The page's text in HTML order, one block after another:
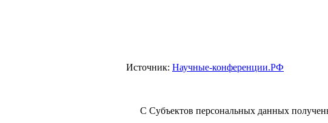
Источник: Научные-конференции.РФ
С Субъектов персональных данных